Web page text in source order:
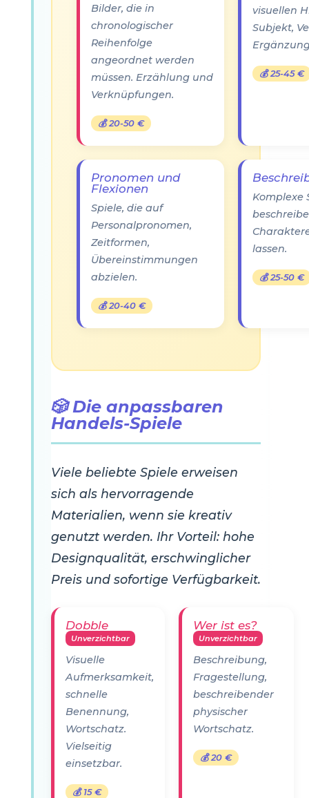
Bilder, die in
chronologischer
Reihenfolge
angeordnet werden
müssen. Erzählung und
Verknüpfungen.
💰 20-50 €
visuellen
Subjekt,
💰 25-45 €
Pronomen und
Flexionen
Spiele, die auf
Personalpronomen,
Zeitformen,
Übereinstimmungen
abzielen.
💰 20-40 €
Komplexe
lassen.
💰 25-50 €
🎲 Die anpassbaren
Handels-Spiele
Viele beliebte Spiele erweisen
sich als hervorragende
Materialien, wenn sie kreativ
genutzt werden. Ihr Vorteil: hohe
Designqualität, erschwinglicher
Preis und sofortige Verfügbarkeit.
Dobble
Unverzichtbar
Visuelle
Aufmerksamkeit,
schnelle
Benennung,
Wortschatz.
Vielseitig
einsetzbar.
💰 15 €
Wer ist es?
Unverzichtbar
Beschreibung,
Fragestellung,
beschreibender
physischer
Wortschatz.
💰 20 €